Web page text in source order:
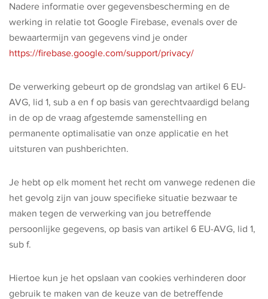
Nadere informatie over gegevensbescherming en de
werking in relatie tot Google Firebase, evenals over de
bewaartermijn van gegevens vind je onder
https://firebase.google.com/support/privacy/
De verwerking gebeurt op de grondslag van artikel 6 EU-
AVG, lid 1, sub a en f op basis van gerechtvaardigd belang
in de op de vraag afgestemde samenstelling en
permanente optimalisatie van onze applicatie en het
uitsturen van pushberichten.
Je hebt op elk moment het recht om vanwege redenen die
het gevolg zijn van jouw specifieke situatie bezwaar te
maken tegen de verwerking van jou betreffende
persoonlijke gegevens, op basis van artikel 6 EU-AVG, lid 1,
sub f.
Hiertoe kun je het opslaan van cookies verhinderen door
gebruik te maken van de keuze van de betreffende